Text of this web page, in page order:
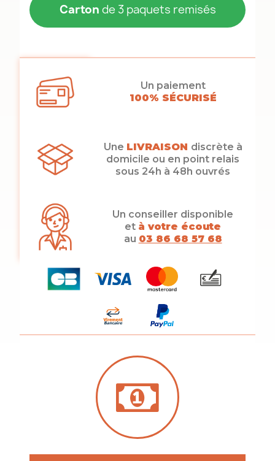
Carton de 3 paquets remisés
Un paiement
100% SÉCURISÉ
Une LIVRAISON discrète à
domicile ou en point relais
sous 24h à 48h ouvrés
Un conseiller disponible
et à votre écoute
au 03 86 68 57 68